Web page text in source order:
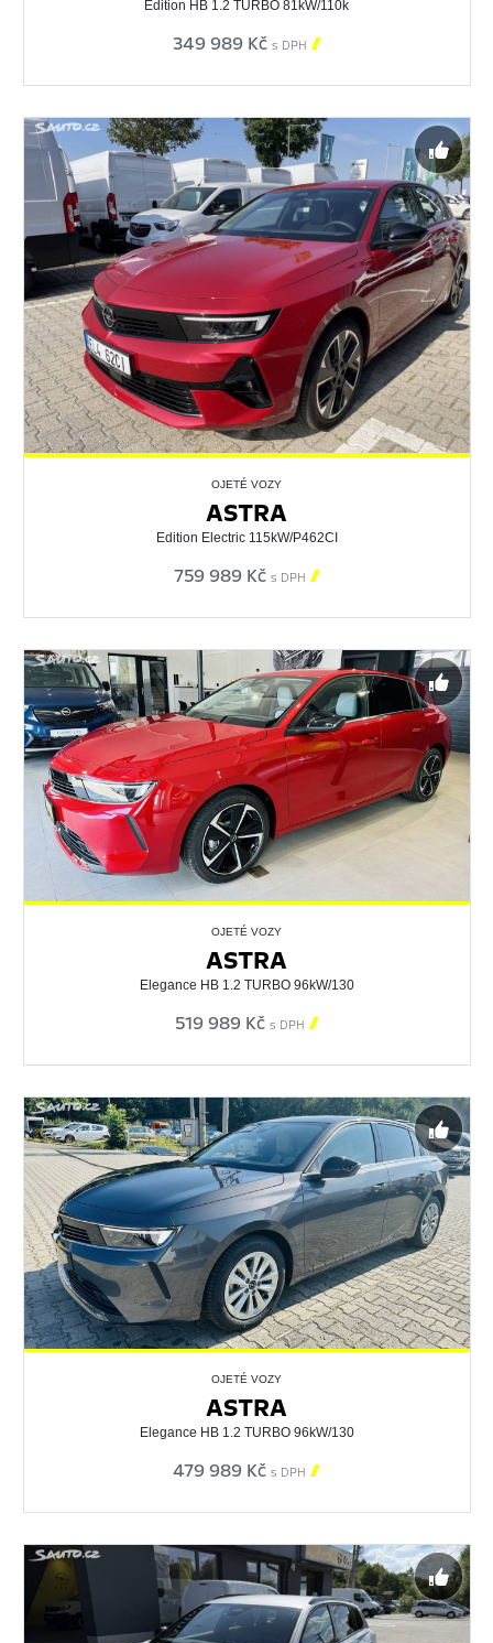
Edition HB 1.2 TURBO 81kW/110k
349 989 Kč s DPH 
OJETÉ VOZY
ASTRA
Edition Electric 115kW/P462CI
759 989 Kč s DPH 
OJETÉ VOZY
ASTRA
Elegance HB 1.2 TURBO 96kW/130
519 989 Kč s DPH 
OJETÉ VOZY
ASTRA
Elegance HB 1.2 TURBO 96kW/130
479 989 Kč s DPH 